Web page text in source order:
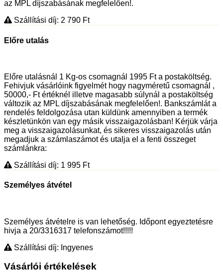
az MPL díjszabásának megfelelően!.
Szállítási díj: 2 790 Ft
Előre utalás
Előre utalásnál 1 Kg-os csomagnál 1995 Ft a postaköltség.
Fehivjuk vásárlóink figyelmét hogy nagyméretű csomagnál ,
50000,- Ft értéknél illetve magasabb súlynál a postaköltség
változik az MPL díjszabásának megfelelően!. Bankszámlát a
rendelés feldolgozása utan küldünk amennyiben a termék
készletünkön van egy másik visszaigazolásban! Kérjük várja
meg a visszaigazolásunkat, és sikeres visszaigazolás után
megadjuk a számlaszámot és utalja el a fenti összeget
számlánkra:
Szállítási díj: 1 995 Ft
Személyes átvétel
Személyes átvételre is van lehetőség. Időpont egyeztetésre
hivja a 20/3316317 telefonszámot!!!!!
Szállítási díj: Ingyenes
Vásárlói értékelések